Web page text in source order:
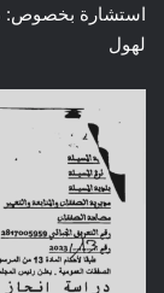
استشارة بخصوص:
لهول